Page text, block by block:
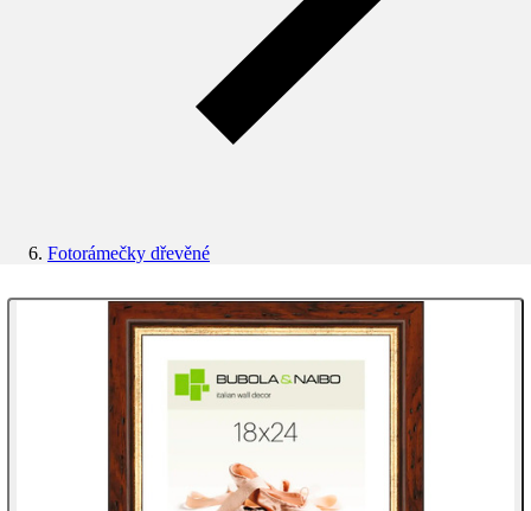
Fotorámečky dřevěné